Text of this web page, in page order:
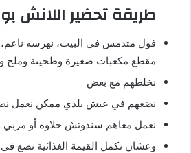
طريقة تحضير اللانش
فول متدمس في البيت، نهرسه
مقطع مكعبات صغيرة وطحينة وملح
نخلطهم مع بعض
نضعهم في عيش بلدي ممكن نعمل
نعمل معاهم سندوتش حلاوة أو
وعشان نكمل القيمة الغذائية نضع